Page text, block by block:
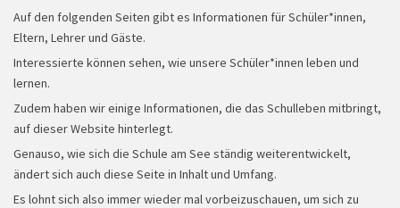
Projekttag
Auf den folgenden Seiten gibt es Informationen für Schüler*innen,
Eltern, Lehrer und Gäste.
Interessierte können sehen, wie unsere Schüler*innen leben und
lernen.
Zudem haben wir einige Informationen, die das Schulleben mitbringt,
auf dieser Website hinterlegt.
Genauso, wie sich die Schule am See ständig weiterentwickelt,
ändert sich auch diese Seite in Inhalt und Umfang.
Es lohnt sich also immer wieder mal vorbeizuschauen, um sich zu